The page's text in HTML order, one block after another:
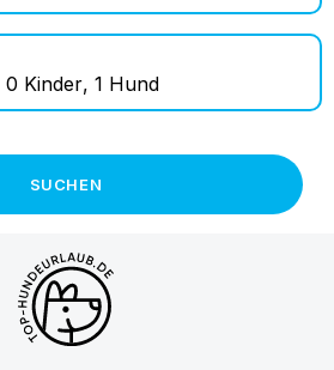
0 Kinder, 1 Hund
SUCHEN